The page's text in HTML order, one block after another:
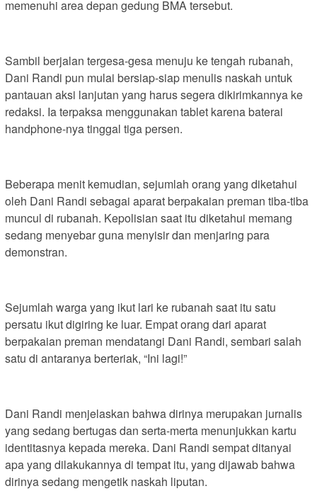
memenuhi area depan gedung BMA tersebut.
Sambil berjalan tergesa-gesa menuju ke tengah rubanah,
Dani Randi pun mulai bersiap-siap menulis naskah untuk
pantauan aksi lanjutan yang harus segera dikirimkannya ke
redaksi. Ia terpaksa menggunakan tablet karena baterai
handphone-nya tinggal tiga persen.
Beberapa menit kemudian, sejumlah orang yang diketahui
oleh Dani Randi sebagai aparat berpakaian preman tiba-tiba
muncul di rubanah. Kepolisian saat itu diketahui memang
sedang menyebar guna menyisir dan menjaring para
demonstran.
Sejumlah warga yang ikut lari ke rubanah saat itu satu
persatu ikut digiring ke luar. Empat orang dari aparat
berpakaian preman mendatangi Dani Randi, sembari salah
satu di antaranya berteriak, “Ini lagi!”
Dani Randi menjelaskan bahwa dirinya merupakan jurnalis
yang sedang bertugas dan serta-merta menunjukkan kartu
identitasnya kepada mereka. Dani Randi sempat ditanyai
apa yang dilakukannya di tempat itu, yang dijawab bahwa
dirinya sedang mengetik naskah liputan.